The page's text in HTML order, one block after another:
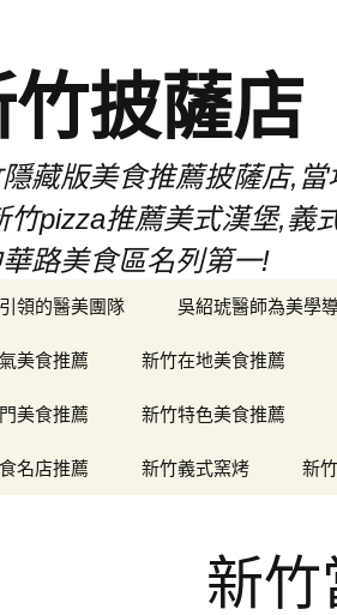
披薩店
藏版美食推薦披薩店,
竹pizza推薦美式漢堡,義
路美食區名列第一!
領的醫美團隊 吳紹琥醫師為美學
美食推薦 新竹在地美食推薦
美食推薦 新竹特色美食推薦
名店推薦 新竹義式窯烤 新
新